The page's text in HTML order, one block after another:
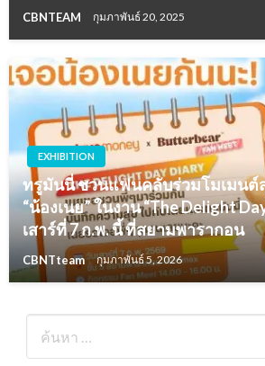
CBNTEAM กุมภาพันธ์ 20, 2025
EXHIBITION
ทรูมันนี่ ชวนแฟนคลับร่วมโมเมนต์
“น้องเนย” ในงาน “The Delight
เสาร์ที่ 7 ก.พ. นี้ ที่สยามพารากอน
CBNTteam กุมภาพันธ์ 5, 2026